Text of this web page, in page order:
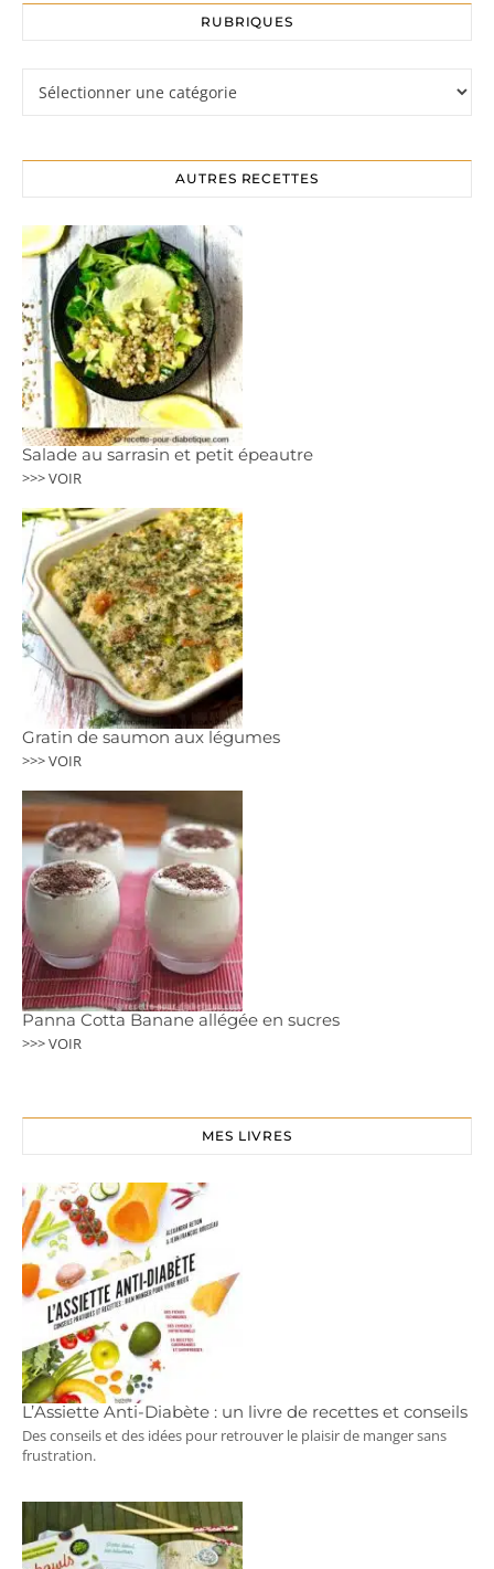
RUBRIQUES
AUTRES RECETTES
Salade au sarrasin et petit épeautre
>>> VOIR
Gratin de saumon aux légumes
>>> VOIR
Panna Cotta Banane allégée en sucres
>>> VOIR
MES LIVRES
L’Assiette Anti-Diabète : un livre de recettes et conseils
Des conseils et des idées pour retrouver le plaisir de manger sans
frustration.